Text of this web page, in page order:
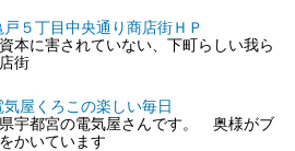
戸５丁目中央通り商店街ＨＰ
本に害されていない、下町らしい我ら
街
気屋くろこの楽しい毎日
宇都宮の電気屋さんです。 奥様がブ
かいています